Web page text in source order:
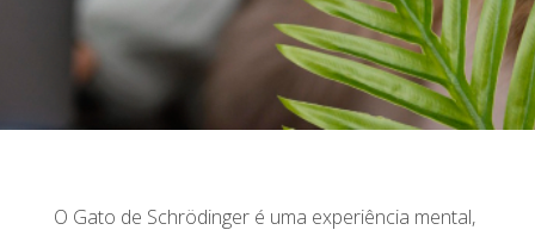
O Gato de Schrödinger é uma experiência mental,